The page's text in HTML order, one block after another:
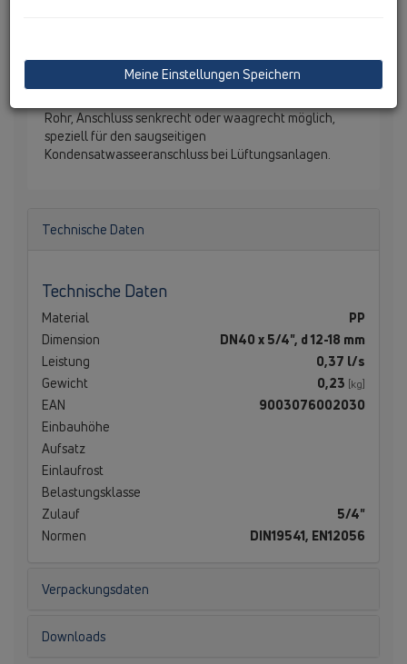
HL136T Kugel-Kondensatsiphon DN40 transparent,
Rohr, Anschluss senkrecht oder waagrecht möglich,
speziell für den saugseitigen
Kondensatwasseeranschluss bei Lüftungsanlagen.
Technische Daten
Technische Daten
Material
PP
Dimension
DN40 x 5/4", d 12-18 mm
Leistung
0,37 l/s
Gewicht
0,23 [kg]
EAN
9003076002030
Einbauhöhe
Aufsatz
Einlaufrost
Belastungsklasse
Zulauf
5/4"
Normen
DIN19541, EN12056
Verpackungsdaten
Downloads
Meine Einstellungen Speichern